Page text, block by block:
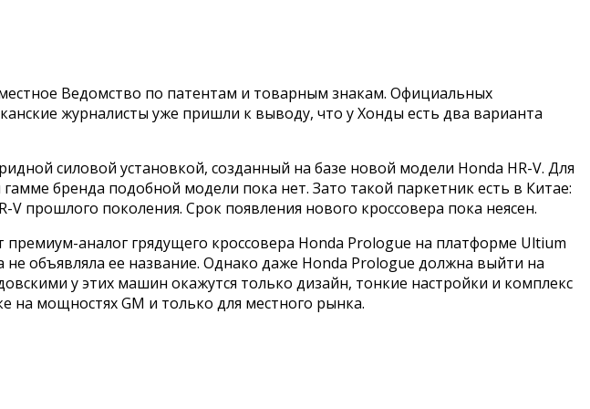
Ведомство по патентам и товарным знакам. Официальных
журналисты уже пришли к выводу, что у Хонды есть два варианта
силовой установкой, созданный на базе новой модели Honda HR-V. Для
бренда подобной модели пока нет. Зато такой паркетник есть в Китае:
прошлого поколения. Срок появления нового кроссовера пока неясен.
аналог грядущего кроссовера Honda Prologue на платформе Ultium
объявляла ее название. Однако даже Honda Prologue должна выйти на
у этих машин окажутся только дизайн, тонкие настройки и комплекс
на мощностях GM и только для местного рынка.